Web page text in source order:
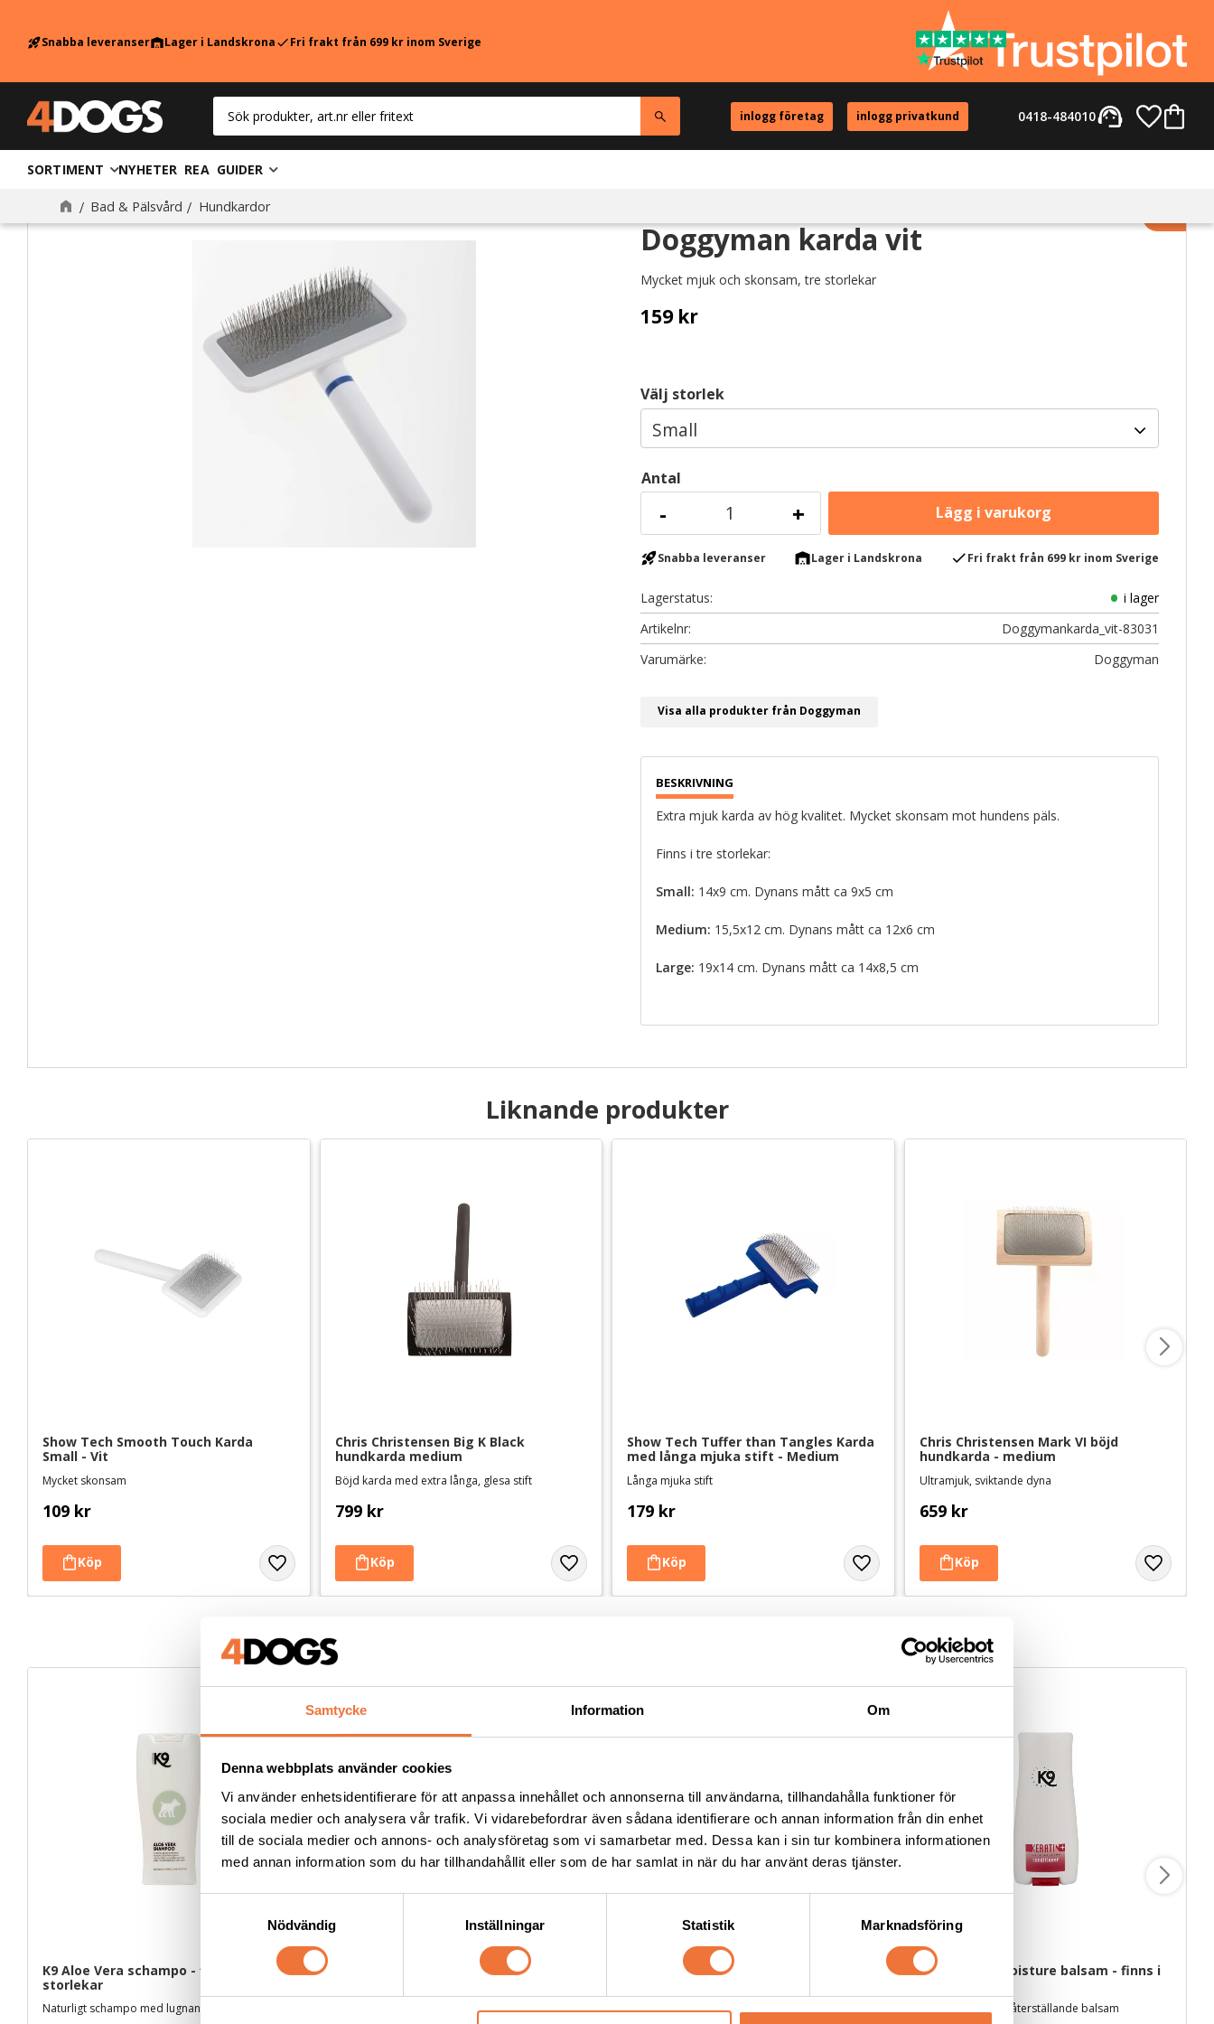
Samtycke Information Om
Denna webbplats använder cookies
Vi använder enhetsidentifierare för att anpassa innehållet och annonserna till användarna, tillhandahålla funktioner för
sociala medier och analysera vår trafik. Vi vidarebefordrar även sådana identifierare och annan information från din enhet
till de sociala medier och annons- och analysföretag som vi samarbetar med. Dessa kan i sin tur kombinera informationen
med annan information som du har tillhandahållit eller som de har samlat in när du har använt deras tjänster.
t
Nödvändig Inställningar Statistik Marknadsföring
rocket_launchSnabba leveranserwarehouseLager i LandskronacheckFri frakt från 699 kr inom Sverige
inlogg företag inlogg privatkund support_agent
0418-484010
SORTIMENT NYHETER REA GUIDER
Bad & Pälsvård Hundkardor
Doggyman karda vit
Mycket mjuk och skonsam, tre storlekar
159kr
Välj storlek
Antal
+
-
Lägg
rocket_launchSnabba leveranser warehouseLager i Landskrona checkFri frakt från 699 kr inom Sverige
Lagerstatus
i lager
Artikelnr
Doggymankarda_vit-83031
Doggyman
Visa alla produkter från Doggyman
Extra mjuk karda av hög kvalitet. Mycket skonsam mot hundens päls.
Finns i tre storlekar:
Small: 14x9 cm. Dynans mått ca 9x5 cm
Medium: 15,5x12 cm. Dynans mått ca 12x6 cm
Large: 19x14 cm. Dynans mått ca 14x8,5 cm
Liknande produkter
Show Tech Smooth Touch Karda
Small - Vit
Mycket skonsam
109 kr
Chris Christensen Big K Black
hundkarda medium
Böjd karda med extra långa, glesa stift
799 kr
Show Tech Tuffer than Tangles Karda
med långa mjuka stift - Medium
Långa mjuka stift
179 kr
Chris Christensen Mark VI böjd
hundkarda - medium
Ultramjuk, sviktande dyna
659 kr
K9 Aloe Vera schampo - finns i fyra
storlekar
Naturligt schampo med lugnande effekt
K9 Aloe Vera balsam - finns i fyra
Drygt balsam med antistateffekt
Trimmercide Blade Care
K9 Keratin+ Moisture balsam - finns i
Återfuktande och återställande balsam